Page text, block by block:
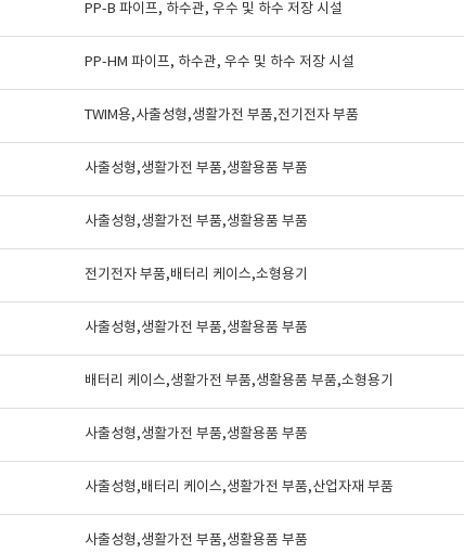
PP-B 파이프, 하수관, 우수 및 하수 저장 시설
PP-HM 파이프, 하수관, 우수 및 하수 저장 시설
TWIM용,사출성형,생활가전 부품,전기전자 부품
사출성형,생활가전 부품,생활용품 부품
사출성형,생활가전 부품,생활용품 부품
전기전자 부품,배터리 케이스,소형용기
사출성형,생활가전 부품,생활용품 부품
배터리 케이스,생활가전 부품,생활용품 부품,소형용기
사출성형,생활가전 부품,생활용품 부품
사출성형,배터리 케이스,생활가전 부품,산업자재 부품
사출성형,생활가전 부품,생활용품 부품